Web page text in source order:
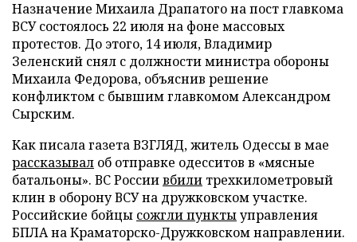
Назначение Михаила Драпатого на пост главкома
ВСУ состоялось 22 июля на фоне массовых
протестов. До этого, 14 июля, Владимир
Зеленский снял с должности министра обороны
Михаила Федорова, объяснив решение
конфликтом с бывшим главкомом Александром
Сырским.
Как писала газета ВЗГЛЯД, житель Одессы в мае
рассказывал об отправке одесситов в «мясные
батальоны». ВС Россиивбили трехкилометровый
клин в оборону ВСУ на дружковском участке.
Российские бойцы сожгли пунктыуправления
БПЛА на Краматорско-Дружковском направлении.